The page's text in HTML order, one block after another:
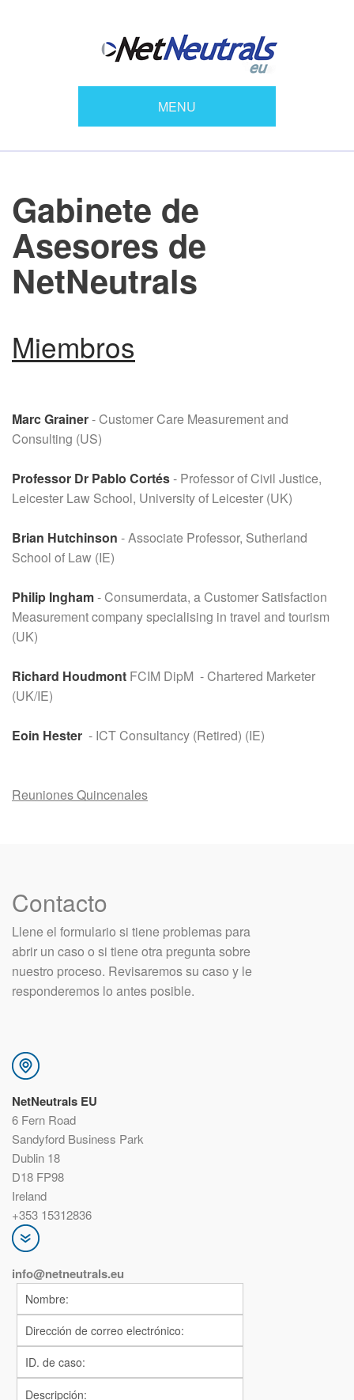
MENU
Gabinete de
Asesores de
NetNeutrals
Miembros
Marc Grainer- Customer Care Measurement and
Consulting (US)
Professor Dr Pablo Cortés- Professor of Civil Justice,
Leicester Law School, University of Leicester (UK)
Brian Hutchinson - Associate Professor, Sutherland
School of Law (IE)
Philip Ingham- Consumerdata, a Customer Satisfaction
Measurement company specialising in travel and tourism
(UK)
Richard Houdmont FCIM DipM - Chartered Marketer
(UK/IE)
Eoin Hester - ICT Consultancy (Retired) (IE)
Reuniones Quincenales
Contacto
Llene el formulario si tiene problemas para
abrir un caso o si tiene otra pregunta sobre
nuestro proceso. Revisaremos su caso y le
responderemos lo antes posible.
NetNeutrals EU
6 Fern Road
Sandyford Business Park
Dublin 18
D18 FP98
Ireland
+353 15312836
info@netneutrals.eu